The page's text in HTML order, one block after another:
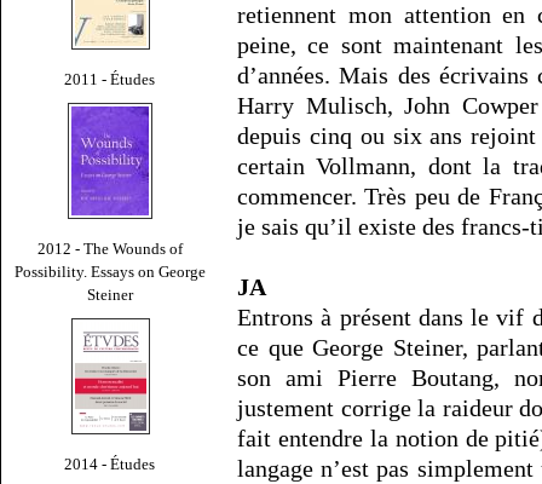
2011 - Études
2012 - The Wounds of
Possibility. Essays on George
Steiner
2014 - Études
retiennent mon attention
peine, ce sont maintenant
d’années. Mais des
Harry Mulisch, John
depuis cinq ou six ans
certain Vollmann, dont la
commencer. Très peu de
je sais qu’il existe des francs-
JA
Entrons à présent dans le vif
ce que George Steiner,
son ami Pierre Boutang,
justement corrige la raideur
fait entendre la notion de
langage n’est pas